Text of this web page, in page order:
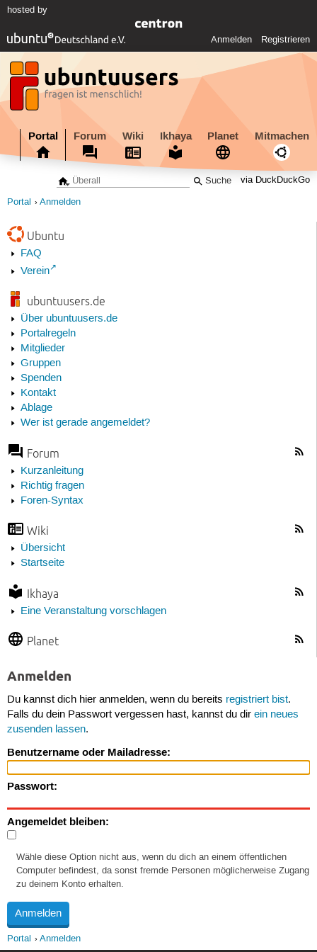
hosted by
Anmelden Registrieren
Portal Forum Wiki Ikhaya Planet Mitmachen
via DuckDuckGo
Portal Anmelden
Ubuntu
FAQ
Verein
ubuntuusers.de
Über ubuntuusers.de
Portalregeln
Mitglieder
Gruppen
Spenden
Kontakt
Ablage
Wer ist gerade angemeldet?
Forum
Kurzanleitung
Richtig fragen
Foren-Syntax
Wiki
Übersicht
Startseite
Ikhaya
Eine Veranstaltung vorschlagen
Planet
Anmelden
Du kannst dich hier anmelden, wenn du bereits registriert bist.
Falls du dein Passwort vergessen hast, kannst du dir ein neues
zusenden lassen.
Benutzername oder Mailadresse:
Passwort:
Angemeldet bleiben:
Wähle diese Option nicht aus, wenn du dich an einem öffentlichen
Computer befindest, da sonst fremde Personen möglicherweise Zugang
zu deinem Konto erhalten.
Portal Anmelden